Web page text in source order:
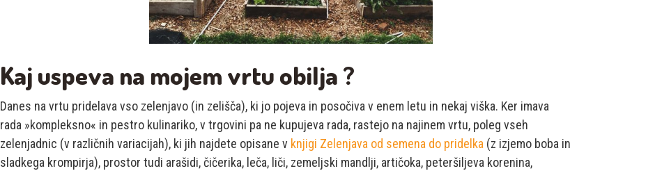
Kaj uspeva na mojem vrtu obilja ?
Danes na vrtu pridelava vso zelenjavo (in zelišča), ki jo pojeva in posočiva v enem letu in nekaj viška. Ker imava
rada »kompleksno« in pestro kulinariko, v trgovini pa ne kupujeva rada, rastejo na najinem vrtu, poleg vseh
zelenjadnic (v različnih variacijah), ki jih najdete opisane v knjigi Zelenjava od semena do pridelka (z izjemo boba in
sladkega krompirja), prostor tudi arašidi, čičerika, leča, liči, zemeljski mandlji, artičoka, peteršiljeva korenina,